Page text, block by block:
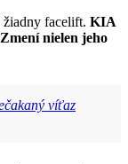
facelift. KIA
nielen jeho
víťaz